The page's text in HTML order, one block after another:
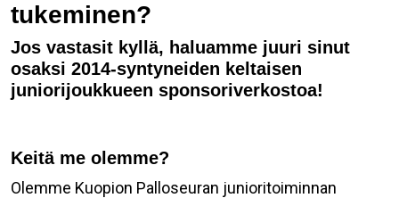
tukeminen?
Jos vastasit kyllä, haluamme juuri sinut
osaksi 2014-syntyneiden keltaisen
juniorijoukkueen sponsoriverkostoa!
Keitä me olemme?
Olemme Kuopion Palloseuran junioritoiminnan